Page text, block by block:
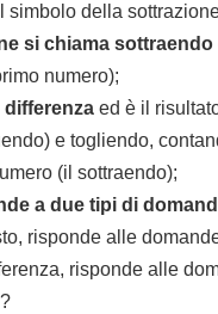
simbolo della
si chiama sottraendo
numero);
differenza ed è il
e togliendo,
(il sottraendo);
a due tipi di
risponde alle
risponde alle